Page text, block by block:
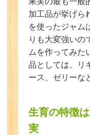
加工品が挙げら
を使ったジャム
りも大変強いの
ムを作ってみた
品としては、リ
ース、ゼリーな
生育の特徴
実